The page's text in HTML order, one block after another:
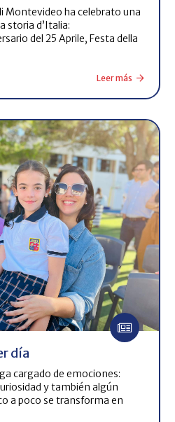
Montevideo ha celebrato una
storia d’Italia:
del 25 Aprile, Festa della
Leer más
día
cargado de emociones:
y también algún
a poco se transforma en